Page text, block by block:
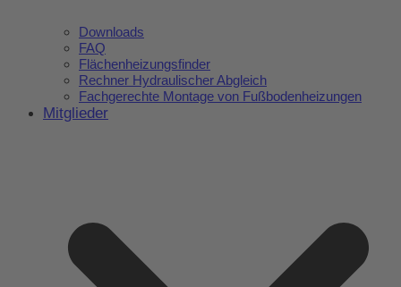
Downloads
FAQ
Flächenheizungsfinder
Rechner Hydraulischer Abgleich
Fachgerechte Montage von Fußbodenheizungen
Mitglieder